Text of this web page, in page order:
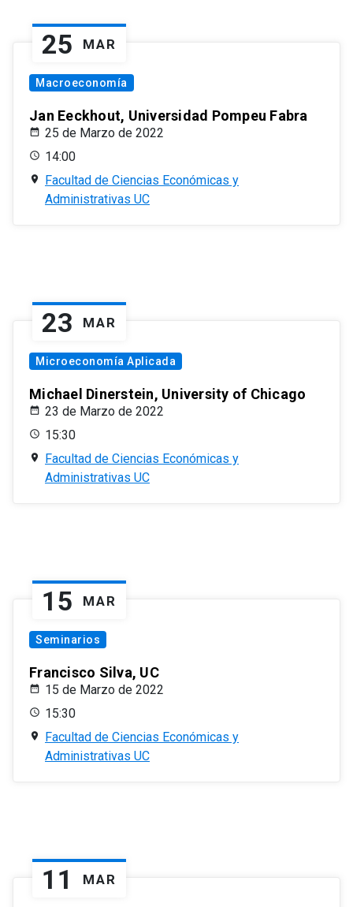
25 MAR
Macroeconomía
Jan Eeckhout, Universidad Pompeu Fabra
25 de Marzo de 2022
14:00
Facultad de Ciencias Económicas y
Administrativas UC
23 MAR
Microeconomía Aplicada
Michael Dinerstein, University of Chicago
23 de Marzo de 2022
15:30
Facultad de Ciencias Económicas y
Administrativas UC
15 MAR
Seminarios
Francisco Silva, UC
15 de Marzo de 2022
15:30
Facultad de Ciencias Económicas y
Administrativas UC
11 MAR